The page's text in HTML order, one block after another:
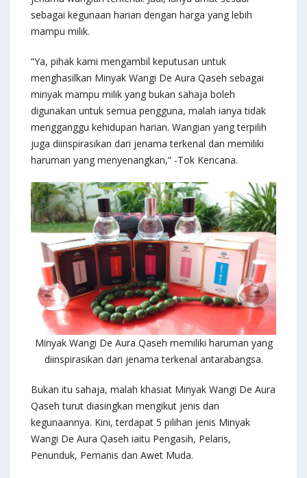
sebagai kegunaan harian dengan harga yang lebih
mampu milik.
“Ya, pihak kami mengambil keputusan untuk
menghasilkan Minyak Wangi De Aura Qaseh sebagai
minyak mampu milik yang bukan sahaja boleh
digunakan untuk semua pengguna, malah ianya tidak
mengganggu kehidupan harian. Wangian yang terpilih
juga diinspirasikan dari jenama terkenal dan memiliki
haruman yang menyenangkan,” -Tok Kencana.
Minyak Wangi De Aura Qaseh memiliki haruman yang
diinspirasikan dari jenama terkenal antarabangsa.
Bukan itu sahaja, malah khasiat Minyak Wangi De Aura
Qaseh turut diasingkan mengikut jenis dan
kegunaannya. Kini, terdapat 5 pilihan jenis Minyak
Wangi De Aura Qaseh iaitu Pengasih, Pelaris,
Penunduk, Pemanis dan Awet Muda.